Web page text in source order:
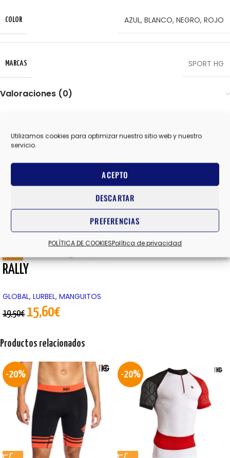
Utilizamos cookies para optimizar nuestro sitio web y nuestro
servicio.
ACEPTO
DESCARTAR
PREFERENCIAS
POLÍTICA DE COOKIESPolítica de privacidad
COLOR AZUL, BLANCO, NEGRO, ROJO
MARCAS SPORT HG
Valoraciones (0)
También te recomendamos…
-20%
AGOTADO
RALLY
GLOBAL, LURBEL, MANGUITOS
19,50€ 15,60€
Productos relacionados
-20% -20%